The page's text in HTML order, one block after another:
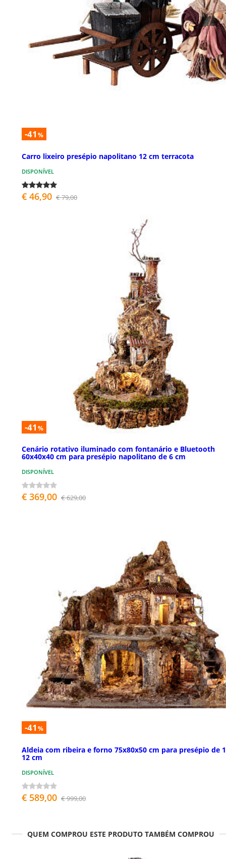
-41 %
Carro lixeiro presépio napolitano 12 cm terracota
DISPONÍVEL
€ 46,90 € 79,00
-41 %
Cenário rotativo iluminado com fontanário e Bluetooth
60x40x40 cm para presépio napolitano de 6 cm
DISPONÍVEL
€ 369,00 € 629,00
-41 %
Aldeia com ribeira e forno 75x80x50 cm para presépio de
12 cm
DISPONÍVEL
€ 589,00 € 999,00
QUEM COMPROU ESTE PRODUTO TAMBÉM COMPROU